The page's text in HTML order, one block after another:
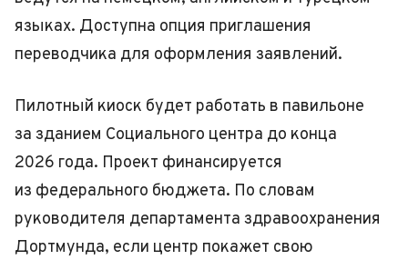
языках. Доступна опция приглашения
переводчика для оформления заявлений.
Пилотный киоск будет работать в павильоне
за зданием Социального центра до конца
2026 года. Проект финансируется
из федерального бюджета. По словам
руководителя департамента здравоохранения
Дортмунда, если центр покажет свою